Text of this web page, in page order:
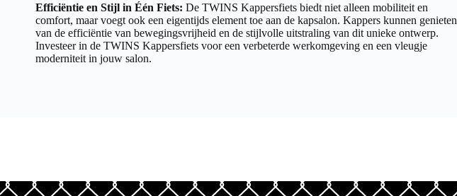
Efficiëntie en Stijl in Één Fiets: De TWINS Kappersfiets biedt niet alleen mobiliteit en
comfort, maar voegt ook een eigentijds element toe aan de kapsalon. Kappers kunnen genieten
van de efficiëntie van bewegingsvrijheid en de stijlvolle uitstraling van dit unieke ontwerp.
Investeer in de TWINS Kappersfiets voor een verbeterde werkomgeving en een vleugje
moderniteit in jouw salon.